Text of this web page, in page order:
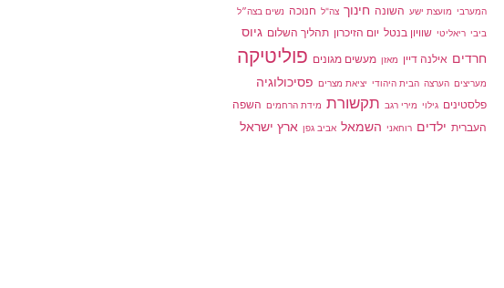
המערבי מועצת ישע השונה חינוך צה"ל חנוכה נשים בצה״ל
ביבי ריאליטי שוויון בנטל יום הזיכרון תהליך השלום גיוס
חרדים אילנה דיין מאזן מעשים מגונים פוליטיקה
מעריצים הערצה הבית היהודי יציאת מצרים פסיכולוגיה
פלסטינים גילוי מירי רגב תקשורת מידת הרחמים השפה
העברית ילדים רוחאני השמאל אביב גפן ארץ ישראל